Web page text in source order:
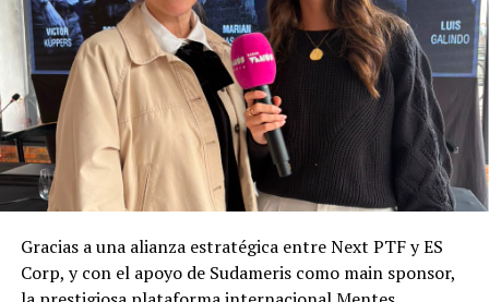
Gracias a una alianza estratégica entre Next PTF y ES
Corp, y con el apoyo de Sudameris como main sponsor,